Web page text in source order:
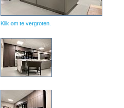
Klik om te vergroten.